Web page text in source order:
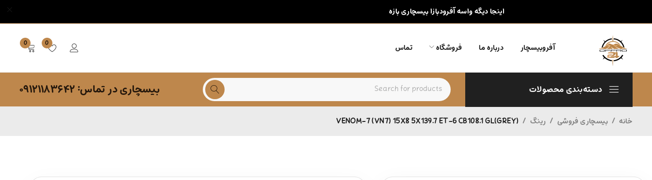
اینجا دیگه واسه آفرودبازا بیسچاری بازه
آفروبیسچار درباره ما فروشگاه تماس 0
0
دسته‌بندی محصولات بیسچاری در تماس: ۰۹۱۲۱۱۸۳۶۴۲
خانه / بیسچاری فروشی / رینگ /
VENOM-7 (VN7) 15X8 5X139.7 ET-6 CB108.1 GL(GREY)